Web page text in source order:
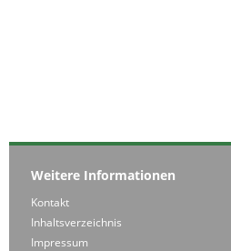
Weitere Informationen
Kontakt
Inhaltsverzeichnis
Impressum